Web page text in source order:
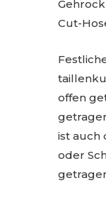
Cut-
offen
ist auch
oder